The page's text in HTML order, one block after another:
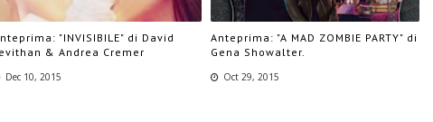
"INVISIBILE" di David
& Andrea Cremer
Dec 10, 2015
Anteprima: "A MAD ZOMBIE PARTY" di
Gena Showalter.
Oct 29, 2015